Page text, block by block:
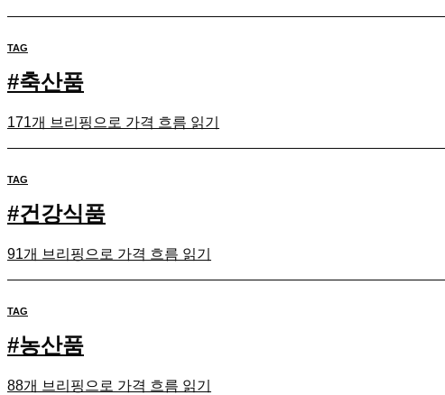
TAG
#축산품
171개 브리핑으로 가격 흐름 읽기
TAG
#건강식품
91개 브리핑으로 가격 흐름 읽기
TAG
#농산품
88개 브리핑으로 가격 흐름 읽기